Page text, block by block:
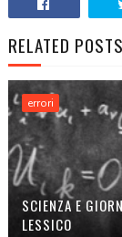
RELATED POSTS
errori
SCIENZA E
LESSICO